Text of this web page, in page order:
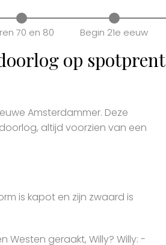
70 en 80 Begin 21e eeuw
op spotprent
Amsterdammer. Deze
altijd voorzien van een
is kapot en zijn zwaard is
Westen geraakt, Willy? Willy: -